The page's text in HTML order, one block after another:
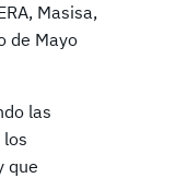
Masisa,
de Mayo
las
que